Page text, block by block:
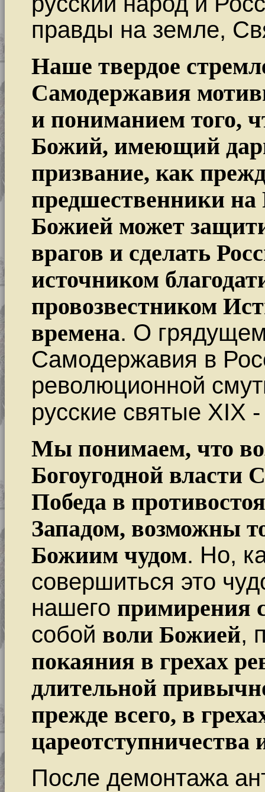
правды на земле,
Наше твердое
Самодержавия
и пониманием того,
Божий, имеющий
призвание, как
предшественники
Божией может
врагов и сделать
источником
провозвестником
времена. О
Самодержавия в
революционной
русские святые ХIХ
Мы понимаем, что
Богоугодной власти
Победа в
Западом, возможны
Божиим чудом. Но,
совершиться это
нашего примирения
собой воли Божией,
покаяния в грехах
длительной
прежде всего, в
После демонтажа